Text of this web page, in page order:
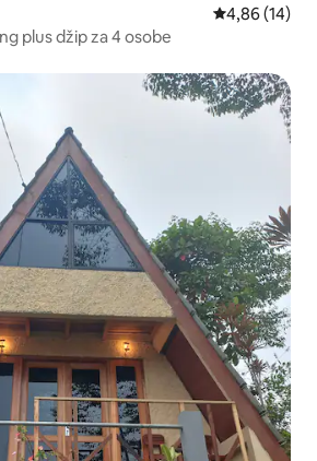
Prosječna
4,86 (14)
plus džip za 4 osobe